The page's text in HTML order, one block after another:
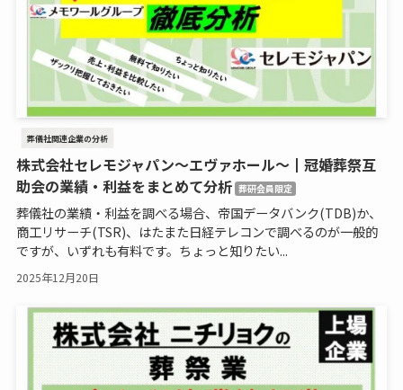
葬儀社関連企業の分析
株式会社セレモジャパン〜エヴァホール〜┃冠婚葬祭互
助会の業績・利益をまとめて分析 葬研会員限定
葬儀社の業績・利益を調べる場合、帝国データバンク(TDB)か、
商工リサーチ(TSR)、はたまた日経テレコンで調べるのが一般的
ですが、いずれも有料です。ちょっと知りたい...
2025年12月20日